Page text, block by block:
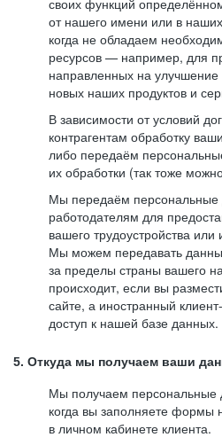
своих функций
от нашего имени или в
когда не обладаем
ресурсов — например, для
направленных на улучшение
новых наших продуктов и
В зависимости от условий
контрагентам обработку
либо передаём
их обработки (так тоже
Мы передаём
работодателям для
вашего трудоустройства или
Мы можем передавать
за пределы страны вашего
происходит, если вы
сайте, а иностранный
доступ к нашей базе данных.
5. Откуда мы получаем ваши
Мы получаем персональные
когда вы заполняете формы
в личном кабинете клиента.